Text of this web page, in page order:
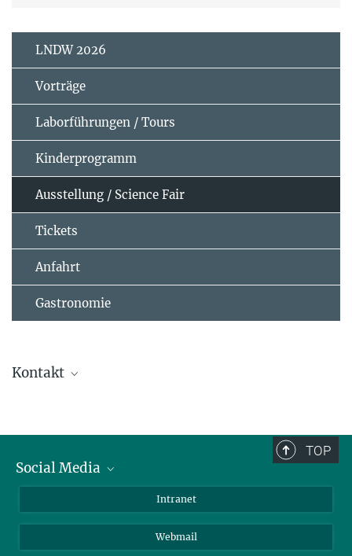
LNDW 2026
Vorträge
Laborführungen / Tours
Kinderprogramm
Ausstellung / Science Fair
Tickets
Anfahrt
Gastronomie
Kontakt
fueloep@...
TOP
Social Media
LinkedIn
Intranet
Webmail